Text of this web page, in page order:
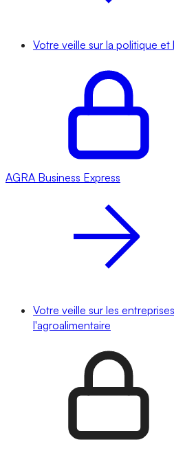
Votre veille sur la politique
AGRA Business Express
Votre veille sur les
l'agroalimentaire